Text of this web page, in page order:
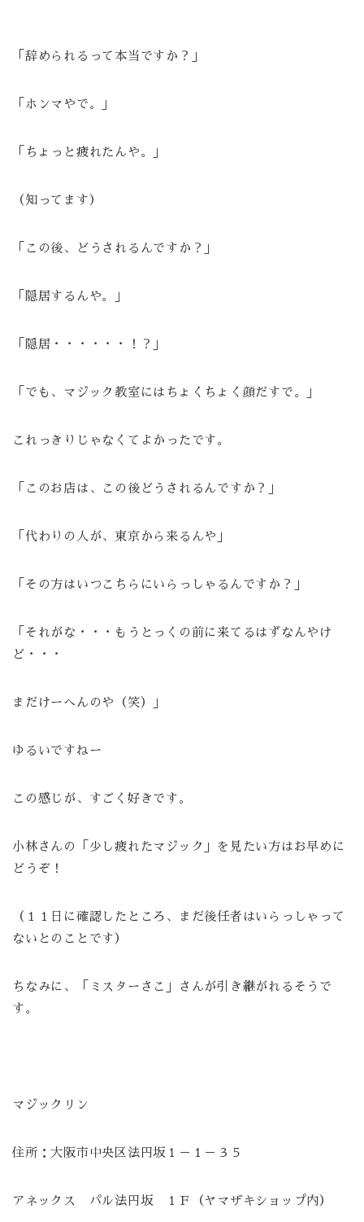
「辞められるって本当ですか？」
「ホンマやで。」
「ちょっと疲れたんや。」
（知ってます）
「この後、どうされるんですか？」
「隠居するんや。」
「隠居・・・・・・！？」
「でも、マジック教室にはちょくちょく顔だすで。」
これっきりじゃなくてよかったです。
「このお店は、この後どうされるんですか？」
「代わりの人が、東京から来るんや」
「その方はいつこちらにいらっしゃるんですか？」
「それがな・・・もうとっくの前に来てるはずなんやけ
ど・・・
まだけーへんのや（笑）」
ゆるいですねー
この感じが、すごく好きです。
小林さんの「少し疲れたマジック」を見たい方はお早めに
どうぞ！
（１１日に確認したところ、まだ後任者はいらっしゃって
ないとのことです）
ちなみに、「ミスターさこ」さんが引き継がれるそうで
す。
マジックリン
住所：大阪市中央区法円坂１－１－３５
アネックス パル法円坂 １Ｆ（ヤマザキショップ内）